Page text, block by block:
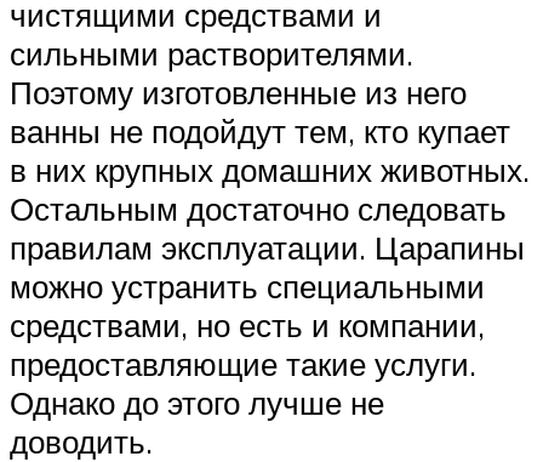
чистящими средствами и
сильными растворителями.
Поэтому изготовленные из него
ванны не подойдут тем, кто купает
в них крупных домашних животных.
Остальным достаточно следовать
правилам эксплуатации. Царапины
можно устранить специальными
средствами, но есть и компании,
предоставляющие такие услуги.
Однако до этого лучше не
доводить.